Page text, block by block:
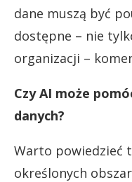
dane muszą być
dostępne – nie
organizacji –
Czy AI może
danych?
Warto powiedzieć
określonych